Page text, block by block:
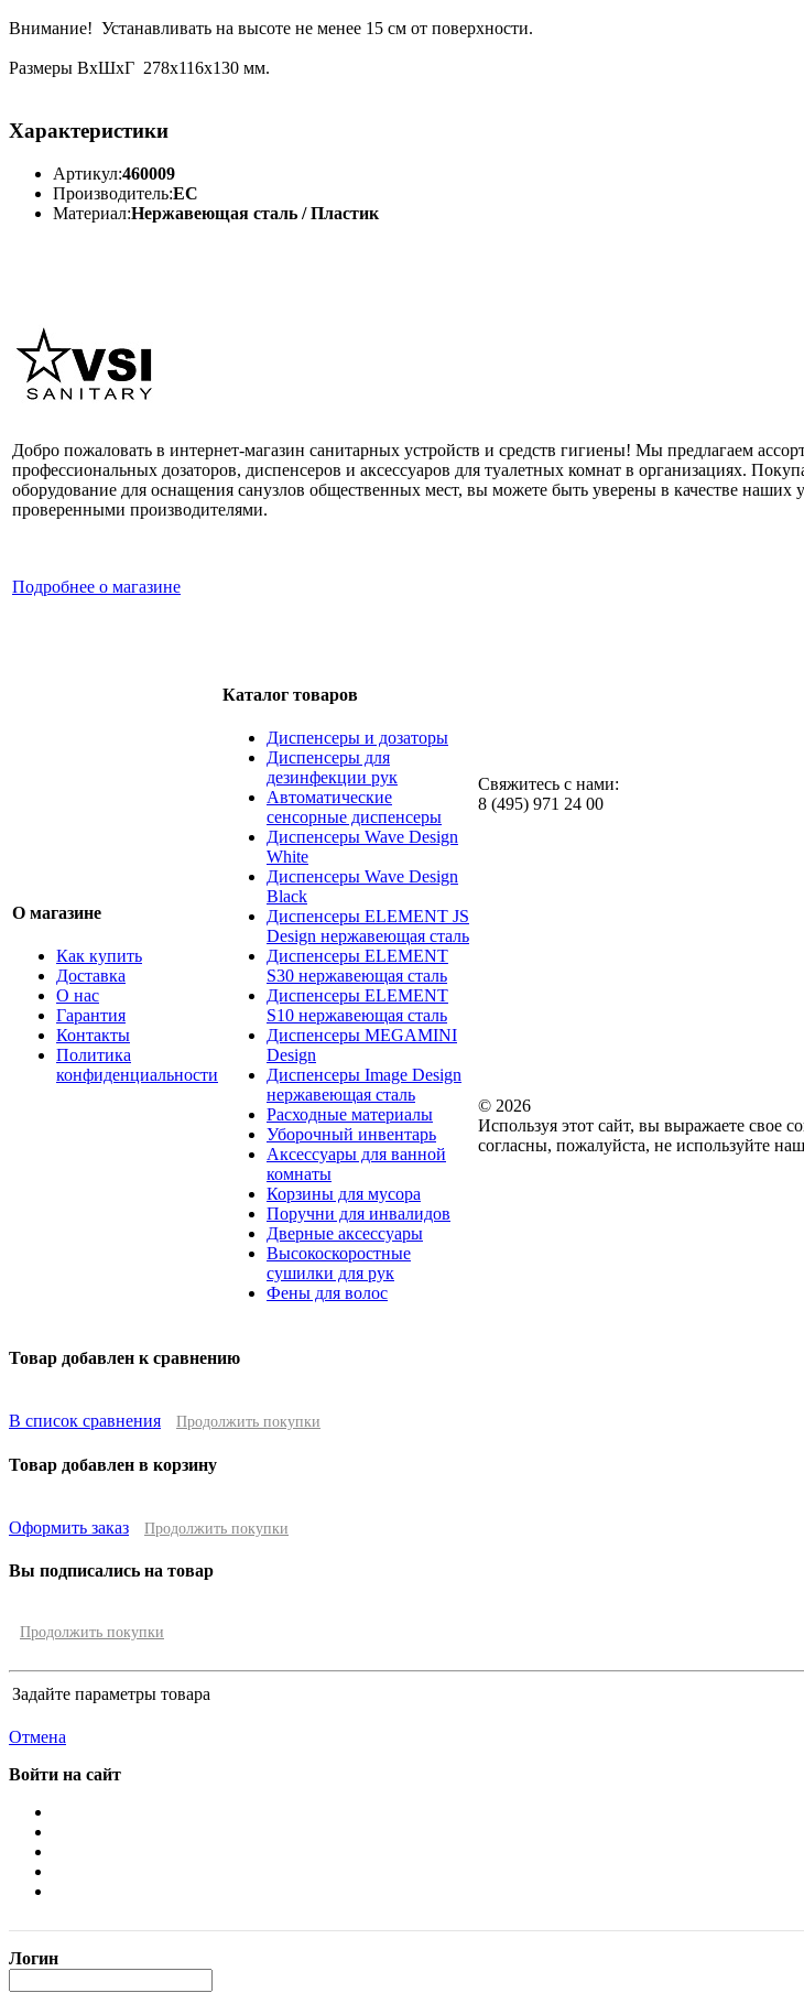
Внимание! Устанавливать на высоте не менее 15 см от поверхности.
Размеры ВхШхГ 278х116х130 мм.
Характеристики
Артикул:460009
Производитель:ЕС
Материал:Нержавеющая сталь / Пластик
Добро пожаловать в интернет-магазин санитарных устройств и средств гигиены! Мы предлагаем
профессиональных дозаторов, диспенсеров и аксессуаров для туалетных комнат в организациях.
оборудование для оснащения санузлов общественных мест, вы можете быть уверены в качестве наших
проверенными производителями.
Подробнее о магазине
О магазине
Как купить
Доставка
О нас
Гарантия
Контакты
Политика
конфиденциальности
Каталог товаров
Диспенсеры и дозаторы
Диспенсеры для
дезинфекции рук
Автоматические
сенсорные диспенсеры
Диспенсеры Wave Design
White
Диспенсеры Wave Design
Black
Диспенсеры ELEMENT JS
Design нержавеющая сталь
Диспенсеры ELEMENT
S30 нержавеющая сталь
Диспенсеры ELEMENT
S10 нержавеющая сталь
Диспенсеры MEGAMINI
Design
Диспенсеры Image Design
нержавеющая сталь
Расходные материалы
Уборочный инвентарь
Аксессуары для ванной
комнаты
Корзины для мусора
Поручни для инвалидов
Дверные аксессуары
Высокоскоростные
сушилки для рук
Фены для волос
Свяжитесь с нами:
8 (495) 971 24 00
© 2026
Используя этот сайт, вы выражаете свое
согласны, пожалуйста, не используйте
Товар добавлен к сравнению
В список сравнения Продолжить покупки
Товар добавлен в корзину
Оформить заказ Продолжить покупки
Вы подписались на товар
Продолжить покупки
Задайте параметры товара
Отмена
Войти на сайт
Логин